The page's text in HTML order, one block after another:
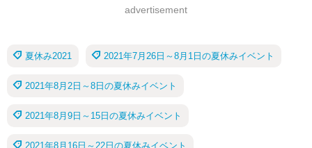
advertisement
夏休み2021 2021年7月26日～8月1日の夏休みイベント
2021年8月2日～8日の夏休みイベント
2021年8月9日～15日の夏休みイベント
2021年8月16日～22日の夏休みイベント